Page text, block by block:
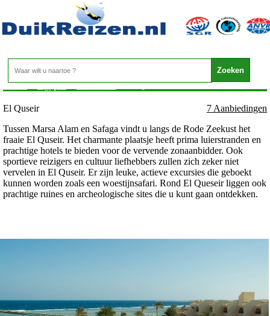
Egypte - Rode Zee - El Quseir
Home>Egypte>Rode Zee>El Quseir
El Quseir
7 Aanbiedingen
Tussen Marsa Alam en Safaga vindt u langs de Rode Zeekust het
fraaie El Quseir. Het charmante plaatsje heeft prima luierstranden en
prachtige hotels te bieden voor de vervende zonaanbidder. Ook
sportieve reizigers en cultuur liefhebbers zullen zich zeker niet
vervelen in El Quseir. Er zijn leuke, actieve excursies die geboekt
kunnen worden zoals een woestijnsafari. Rond El Queseir liggen ook
prachtige ruines en archeologische sites die u kunt gaan ontdekken.